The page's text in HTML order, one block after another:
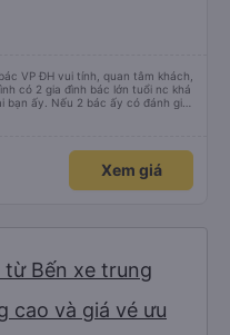
VP ĐH vui tính, quan tâm khách,
ấy. Nếu 2 bác ấy có đánh giá
rất đúng. 2 bác nói rất to. To
liên hệ sđt của mình, mình hỗ
16/1. À các bạn nữ lễ tân xinh
còn note là (một mình) yêu
Xem giá
từ Bến xe trung
cao và giá vé ưu